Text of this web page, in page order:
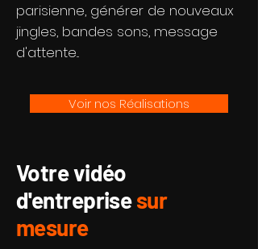
parisienne, générer de nouveaux
jingles, bandes sons, message
d'attente...
Voir nos Réalisations
Votre vidéo
d'entreprisesur
mesure